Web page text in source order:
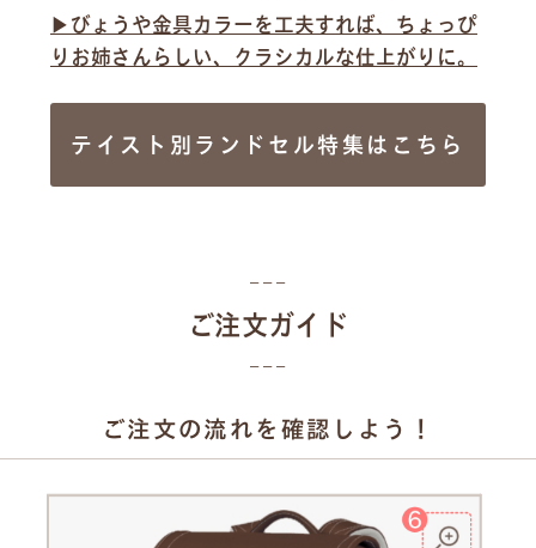
▶︎びょうや金具カラーを工夫すれば、ちょっぴ
りお姉さんらしい、クラシカルな仕上がりに。
テイスト別ランドセル特集はこちら
ご注文ガイド
ご注文の流れを確認しよう！